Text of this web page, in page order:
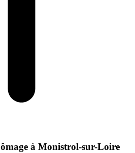
à Monistrol-sur-Loire